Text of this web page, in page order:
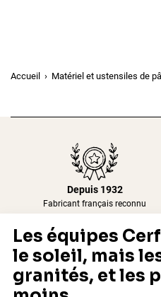
Accueil Matériel et ustensiles de
Depuis 1932
Fabricant français reconnu